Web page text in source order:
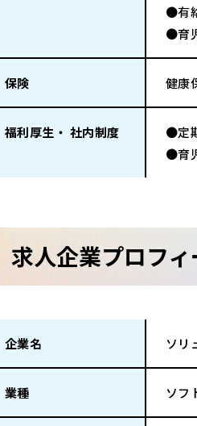
●有
●育
保険 健康
福利厚生・ 社内制度
●定
●育
求人企業プロフィ
企業名 ソリ
業種 ソフ